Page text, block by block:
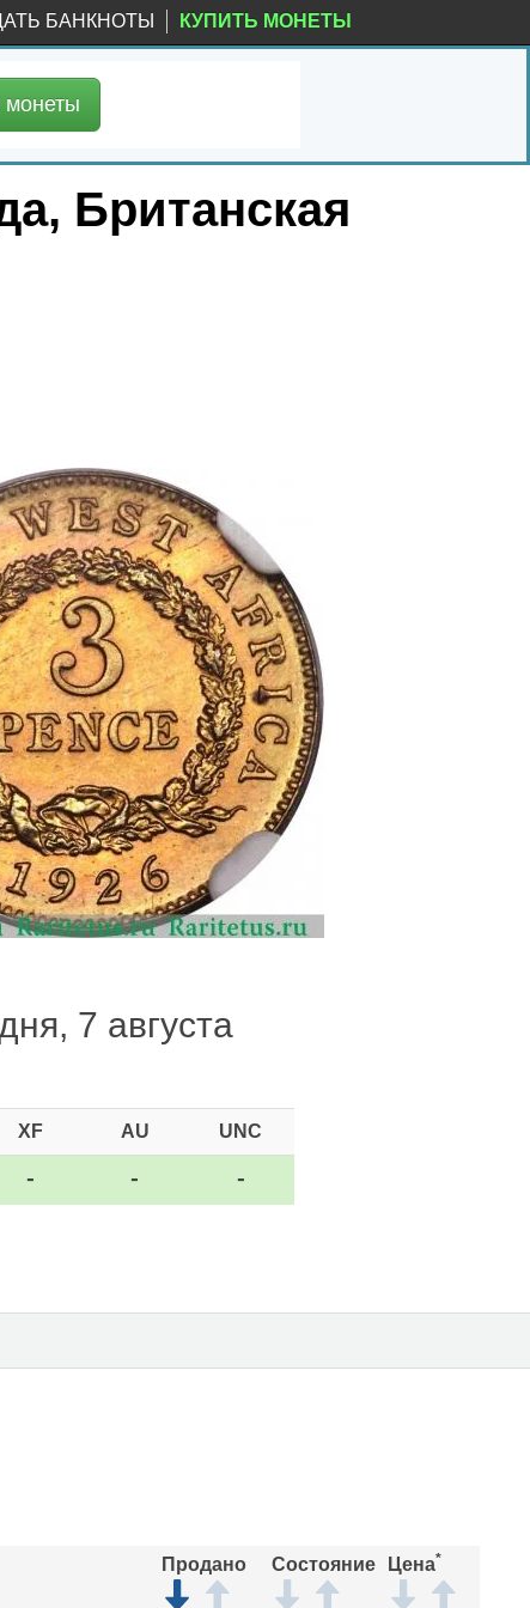
БАНКНОТЫ КУПИТЬ МОНЕТЫ
монеты
Британская
7 августа
XF AU UNC
- - -
Продано Состояние Цена*